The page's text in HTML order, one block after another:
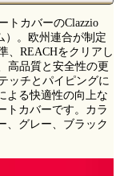
トカバーのClazzio
）。欧州連合が制定
、REACHをクリアし
高品質と安全性の更
ッチとパイピングに
よる快適性の向上な
トカバーです。カラ
、グレー、ブラック